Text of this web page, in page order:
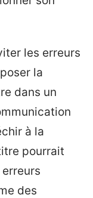
les erreurs
la
dans un
à la
pourrait
des